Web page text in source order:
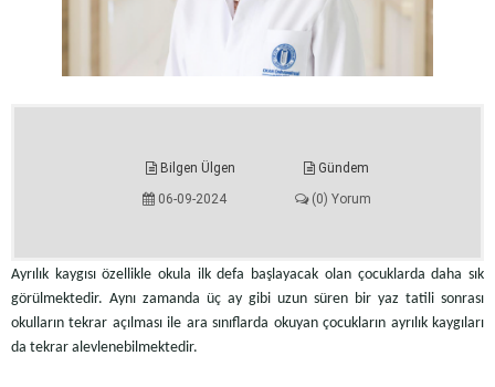
Bilgen Ülgen
Gündem
06-09-2024
(0) Yorum
Ayrılık kaygısı özellikle okula ilk defa başlayacak olan çocuklarda daha sık
görülmektedir. Aynı zamanda üç ay gibi uzun süren bir yaz tatili sonrası
okulların tekrar açılması ile ara sınıflarda okuyan çocukların ayrılık kaygıları
da tekrar alevlenebilmektedir.